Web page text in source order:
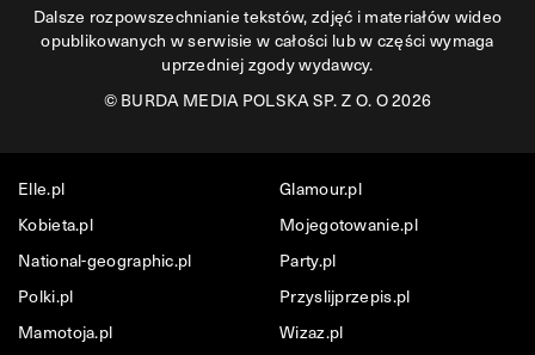
Dalsze rozpowszechnianie tekstów, zdjęć i materiałów wideo
opublikowanych w serwisie w całości lub w części wymaga
uprzedniej zgody wydawcy.
©BURDA MEDIA POLSKA SP. Z O. O 2026
Elle.pl
Glamour.pl
Kobieta.pl
Mojegotowanie.pl
National-geographic.pl
Party.pl
Polki.pl
Przyslijprzepis.pl
Mamotoja.pl
Wizaz.pl